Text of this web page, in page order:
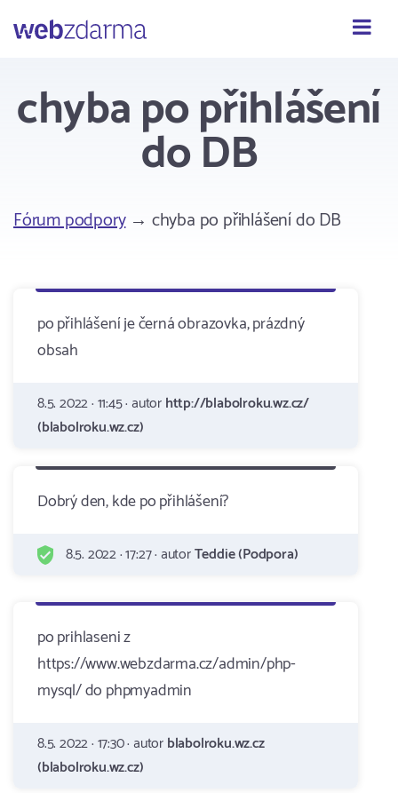
Webzdarma
chyba po přihlášení
do DB
Fórum podpory→ chyba po přihlášení do DB
po přihlášení je černá obrazovka, prázdný
obsah
8.5. 2022 · 11:45 · autorhttp://blabolroku.wz.cz/
(blabolroku.wz.cz)
Dobrý den, kde po přihlášení?
8.5. 2022 · 17:27 · autorTeddie (Podpora)
po prihlaseni z
https://www.webzdarma.cz/admin/php-
mysql/ do phpmyadmin
8.5. 2022 · 17:30 · autorblabolroku.wz.cz
(blabolroku.wz.cz)